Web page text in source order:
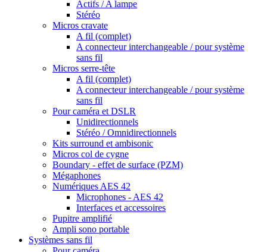
Actifs / A lampe
Stéréo
Micros cravate
A fil (complet)
A connecteur interchangeable / pour système
sans fil
Micros serre-tête
A fil (complet)
A connecteur interchangeable / pour système
sans fil
Pour caméra et DSLR
Unidirectionnels
Stéréo / Omnidirectionnels
Kits surround et ambisonic
Micros col de cygne
Boundary - effet de surface (PZM)
Mégaphones
Numériques AES 42
Microphones - AES 42
Interfaces et accessoires
Pupitre amplifié
Ampli sono portable
Systèmes sans fil